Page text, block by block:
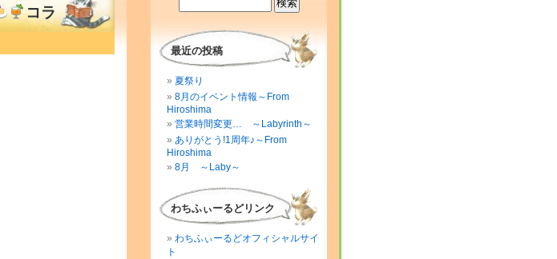
コラ
最近の投稿
夏祭り
8月のイベント情報～From
Hiroshima
営業時間変更… ～Labyrinth～
ありがとう!1周年♪～From
Hiroshima
8月 ～Laby～
わちふぃーるどリンク
わちふぃーるどオフィシャルサイ
ト